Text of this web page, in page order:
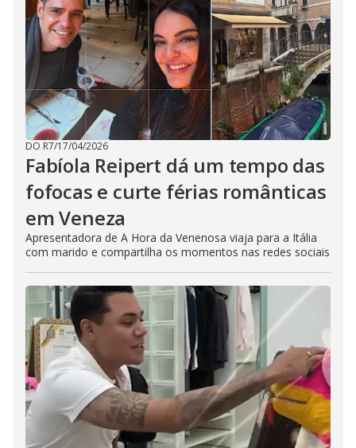
DO R7/17/04/2026
Fabíola Reipert dá um tempo das
fofocas e curte férias românticas
em Veneza
Apresentadora de A Hora da Venenosa viaja para a Itália
com marido e compartilha os momentos nas redes sociais